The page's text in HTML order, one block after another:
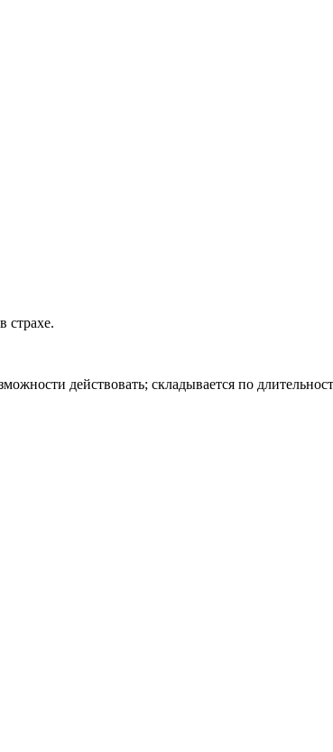
страхе.
действовать; складывается по